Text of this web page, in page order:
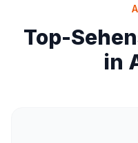
Top-
in